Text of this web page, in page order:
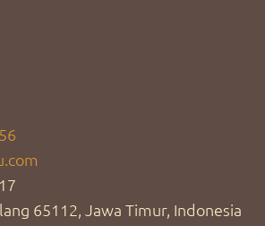
65112, Jawa Timur, Indonesia